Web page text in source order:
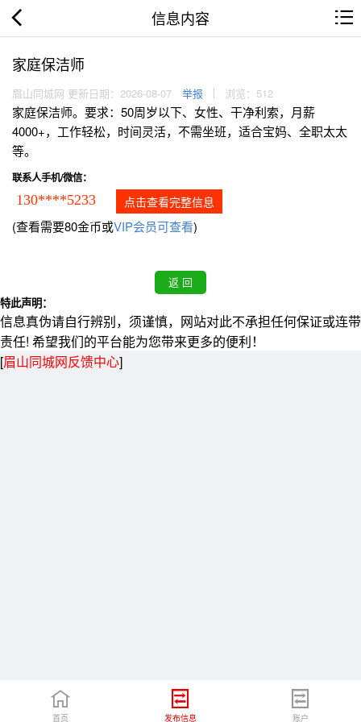
信息内容
家庭保洁师
眉山同城网 更新日期：2026-08-07 举报 浏览：512
家庭保洁师。要求：50周岁以下、女性、干净利索，月薪
4000+，工作轻松，时间灵活，不需坐班，适合宝妈、全职太太
等。
联系人手机/微信：
130****5233 点击查看完整信息
(查看需要80金币或VIP会员可查看)
特此声明：
信息真伪请自行辨别，须谨慎，网站对此不承担任何保证或连带
责任! 希望我们的平台能为您带来更多的便利！
[眉山同城网反馈中心]
首页 发布信息 账户